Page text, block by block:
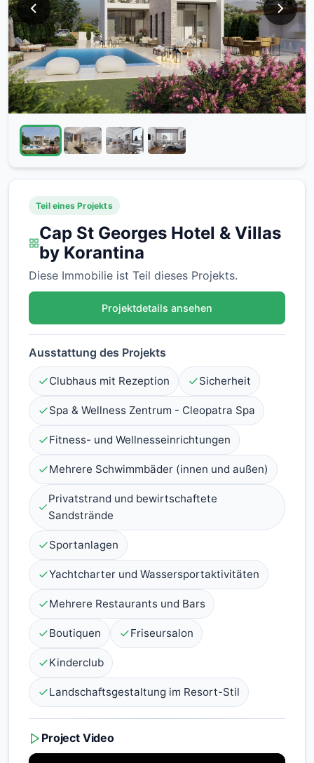
Teil eines Projekts
Cap St Georges Hotel & Villas
by Korantina
Diese Immobilie ist Teil dieses Projekts.
Projektdetails ansehen
Ausstattung des Projekts
Clubhaus mit Rezeption Sicherheit
Spa & Wellness Zentrum - Cleopatra Spa
Fitness- und Wellnesseinrichtungen
Mehrere Schwimmbäder (innen und außen)
Privatstrand und bewirtschaftete
Sandstrände
Sportanlagen
Yachtcharter und Wassersportaktivitäten
Mehrere Restaurants und Bars
Boutiquen Friseursalon
Kinderclub
Landschaftsgestaltung im Resort-Stil
Project Video